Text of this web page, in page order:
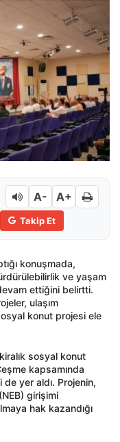
A- A+
Takip Et
konuşmada,
ve yaşam
ettiğini belirtti.
ulaşım
konut projesi ele
sosyal konut
kapsamında
de yer aldı. Projenin,
girişimi
hak kazandığı